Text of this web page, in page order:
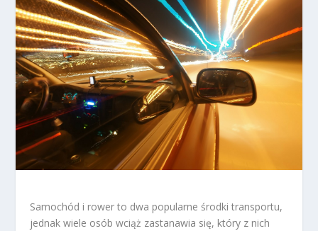
Samochód i rower to dwa popularne środki transportu,
jednak wiele osób wciąż zastanawia się, który z nich